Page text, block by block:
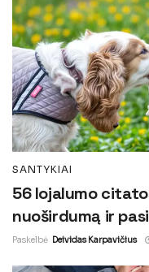
SANTYKIAI
56 lojalumo
nuoširdumą ir
Paskelbė Deividas Karpavičius